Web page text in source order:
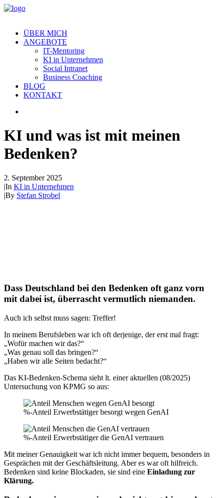
ÜBER MICH
ANGEBOTE
IT-Mentoring
KI in Unternehmen
Social Intranet
Business Coaching
BLOG
KONTAKT
KI und was ist mit meinen
Bedenken?
2. September 2025
|In KI in Unternehmen
|By Stefan Strobel
Dass Deutschland bei den Bedenken oft ganz vorn
mit dabei ist, überrascht vermutlich niemanden.
Auch ich selbst muss sagen: Treffer!
In meinem Berufsleben war ich oft derjenige, der erst mal fragt:
„Wofür machen wir das?“
„Was genau soll das bringen?“
„Haben wir alle Seiten bedacht?“
Das KI-Bedenken-Schema sieht lt. einer aktuellen (08/2025)
Untersuchung von KPMG so aus:
%-Anteil Erwerbstätiger besorgt wegen GenAI
%-Anteil Erwerbstätiger die GenAI vertrauen
Mit meiner Genauigkeit war ich nicht immer bequem, besonders in
Gesprächen mit der Geschäftsleitung. Aber es war oft hilfreich.
Bedenken sind keine Blockaden, sie sind eine Einladung zur
Klärung.